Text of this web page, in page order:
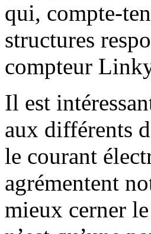
qui, compte-
structures
compteur
Il est
aux différents
le courant
agrémentent
mieux cerner